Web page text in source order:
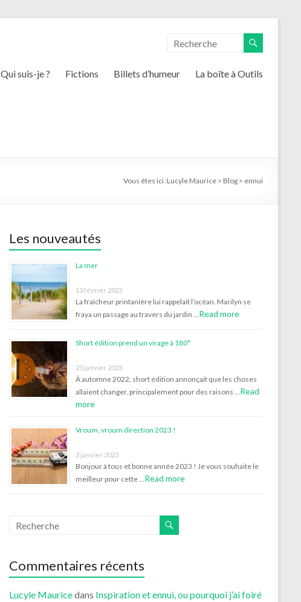
Qui suis-je ? Fictions Billets d’humeur La boîte à Outils
Vous êtes ici :Lucyle Maurice > Blog > ennui
Les nouveautés
La mer
13 février 2023
La fraîcheur printanière lui rappelait l’océan. Marilyn se
fraya un passage au travers du jardin …Read more
Short édition prend un virage à 180°
23 janvier 2023
À automne 2022, short édition annonçait que les choses
allaient changer, principalement pour des raisons …Read
more
Vroum, vroum direction 2023 !
3 janvier 2023
Bonjour à tous et bonne année 2023 ! Je vous souhaite le
meilleur pour cette …Read more
Commentaires récents
Lucyle Mauricedans Inspiration et ennui, ou pourquoi j’ai foiré